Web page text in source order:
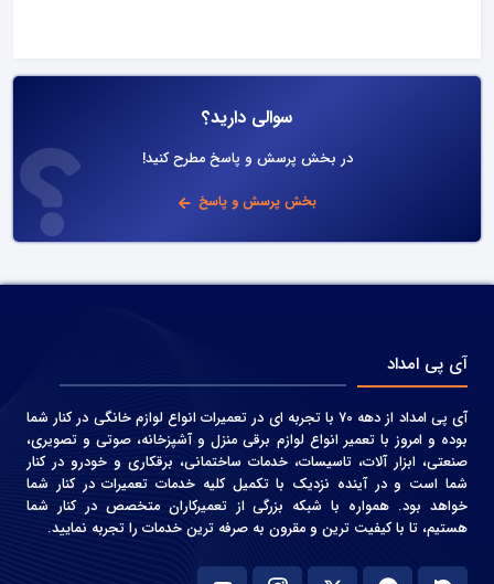
سوالی دارید؟
در بخش پرسش و پاسخ مطرح کنید!
بخش پرسش و پاسخ
آی پی امداد
آی پی امداد از دهه 70 با تجربه ای در تعمیرات انواع لوازم خانگی در کنار شما
بوده و امروز با تعمیر انواع لوازم برقی منزل و آشپزخانه، صوتی و‌ تصویری،
صنعتی، ابزار آلات، تاسیسات، خدمات ساختمانی، برقکاری و خودرو در کنار
شما است و در آینده نزدیک با تکمیل کلیه خدمات تعمیرات در کنار شما
خواهد بود. همواره با شبکه بزرگی از تعمیرکاران متخصص در کنار شما
هستیم، تا با کیفیت ترین و مقرون به صرفه ترین خدمات را تجربه نمایید.